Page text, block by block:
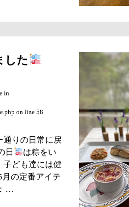
した
in
on line 58
通りの日常に戻
日
は粽をい
子ども達には健
月の定番アイテ
…